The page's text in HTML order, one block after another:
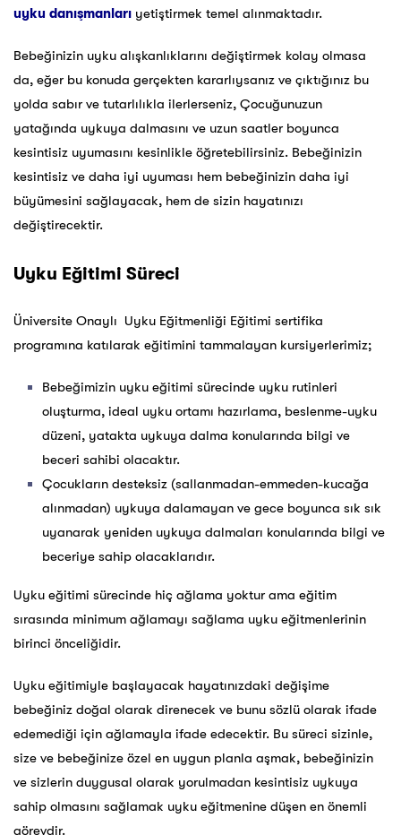
uyku danışmanları yetiştirmek temel alınmaktadır.
Bebeğinizin uyku alışkanlıklarını değiştirmek kolay olmasa
da, eğer bu konuda gerçekten kararlıysanız ve çıktığınız bu
yolda sabır ve tutarlılıkla ilerlerseniz, Çocuğunuzun
yatağında uykuya dalmasını ve uzun saatler boyunca
kesintisiz uyumasını kesinlikle öğretebilirsiniz. Bebeğinizin
kesintisiz ve daha iyi uyuması hem bebeğinizin daha iyi
büyümesini sağlayacak, hem de sizin hayatınızı
değiştirecektir.
Uyku Eğitimi Süreci
Üniversite Onaylı Uyku Eğitmenliği Eğitimi sertifika
programına katılarak eğitimini tammalayan kursiyerlerimiz;
Bebeğimizin uyku eğitimi sürecinde uyku rutinleri
oluşturma, ideal uyku ortamı hazırlama, beslenme-uyku
düzeni, yatakta uykuya dalma konularında bilgi ve
beceri sahibi olacaktır.
Çocukların desteksiz (sallanmadan-emmeden-kucağa
alınmadan) uykuya dalamayan ve gece boyunca sık sık
uyanarak yeniden uykuya dalmaları konularında bilgi ve
beceriye sahip olacaklarıdır.
Uyku eğitimi sürecinde hiç ağlama yoktur ama eğitim
sırasında minimum ağlamayı sağlama uyku eğitmenlerinin
birinci önceliğidir.
Uyku eğitimiyle başlayacak hayatınızdaki değişime
bebeğiniz doğal olarak direnecek ve bunu sözlü olarak ifade
edemediği için ağlamayla ifade edecektir. Bu süreci sizinle,
size ve bebeğinize özel en uygun planla aşmak, bebeğinizin
ve sizlerin duygusal olarak yorulmadan kesintisiz uykuya
sahip olmasını sağlamak uyku eğitmenine düşen en önemli
görevdir.